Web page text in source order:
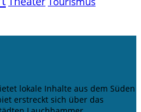
lokale Inhalte aus dem Süden
erstreckt sich über das